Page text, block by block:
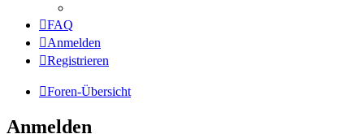
FAQ
Anmelden
Registrieren
Foren-Übersicht
Anmelden